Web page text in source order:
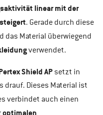
linear mit der
. Gerade durch diese
das Material überwiegend
verwendet.
Shield APsetzt in
Dieses Material ist
verbindet auch einen
optimalen